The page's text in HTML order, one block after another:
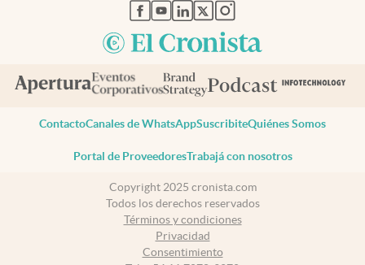
abre en nueva pestaña
abre en nueva pestaña
abre en nueva pestaña
abre en nueva pestaña
abre en nueva pestaña
ContactoCanales de WhatsAppSuscribiteQuiénes Somos
Portal de ProveedoresTrabajá con nosotros
Copyright 2025 cronista.com
Todos los derechos reservados
Términos y condiciones
Privacidad
Consentimiento